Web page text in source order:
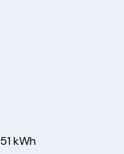
51 kWh